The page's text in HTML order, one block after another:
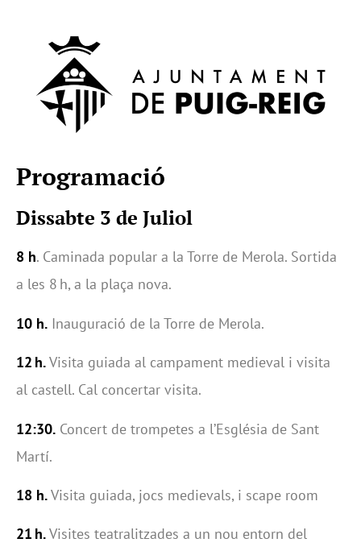
Programació
Dissabte 3 de Juliol
8 h. Caminada popular a la Torre de Merola. Sortida
a les 8 h, a la plaça nova.
10 h. Inauguració de la Torre de Merola.
12 h.Visita guiada al campament medieval i visita
al castell. Cal concertar visita.
12:30. Concert de trompetes a l’Església de Sant
Martí.
18 h.Visita guiada, jocs medievals, i scape room
21 h.Visites teatralitzades a un nou entorn del